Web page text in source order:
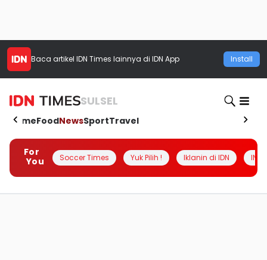
Baca artikel IDN Times lainnya di IDN App Install
SULSEL
HomeFoodNewsSportTravel
For
You
Soccer Times Yuk Pilih ! Iklanin di IDN